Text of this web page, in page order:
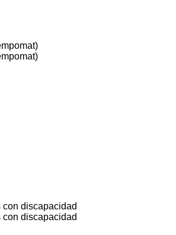
discapacidad
discapacidad